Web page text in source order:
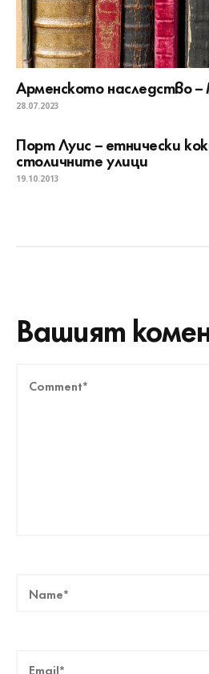
Арменското наследство
28.07.2023
Порт Луис – етнически
столичните улици
19.10.2013
Вашият